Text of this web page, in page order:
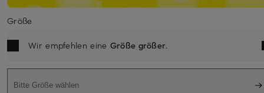
Größe
Wir empfehlen eine Größe größer.
Bitte Größe wählen